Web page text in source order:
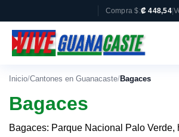
Compra $:₡ 448,54|
Inicio/Cantones en Guanacaste/Bagaces
Bagaces
Bagaces: Parque Nacional Palo Verde,